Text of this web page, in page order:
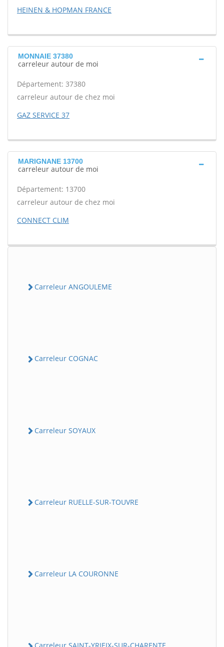
HEINEN & HOPMAN FRANCE
MONNAIE 37380
carreleur autour de moi
Département: 37380
carreleur autour de chez moi
GAZ SERVICE 37
MARIGNANE 13700
carreleur autour de moi
Département: 13700
carreleur autour de chez moi
CONNECT CLIM
Carreleur ANGOULEME
Carreleur COGNAC
Carreleur SOYAUX
Carreleur RUELLE-SUR-TOUVRE
Carreleur LA COURONNE